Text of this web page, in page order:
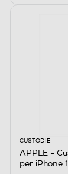
CUSTODIE
APPLE -
per iPhone